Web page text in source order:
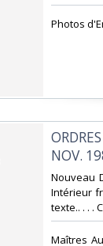
‎Photos
NOV.
‎Nouveau
Intérieur
texte.. . . .
‎Maîtres